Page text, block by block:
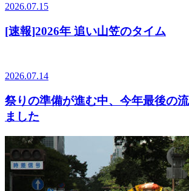
2026.07.15
[速報]2026年 追い山笠のタイム
2026.07.14
祭りの準備が進む中、今年最後の
ました